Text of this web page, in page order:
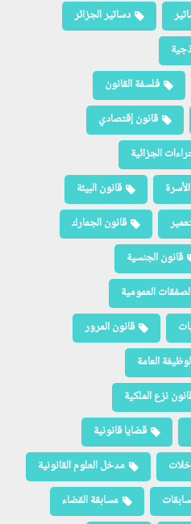
دساتير الجزائر
فلسفة القانون
قانون إقتصادي
الجزائية
قانون البيئة
قانون الجمارك
قانون الجنسية
العمومية
قانون المرور
العامة
نزع الملكية
قضايا قانونية
مدخل العلوم القانونية
مسابقة القضاء